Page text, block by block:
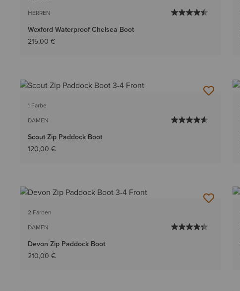
HERREN
Wexford Waterproof Chelsea Boot
215,00 €
1 Farbe
DAMEN
Scout Zip Paddock Boot
120,00 €
2 Farben
DAMEN
Devon Zip Paddock Boot
210,00 €